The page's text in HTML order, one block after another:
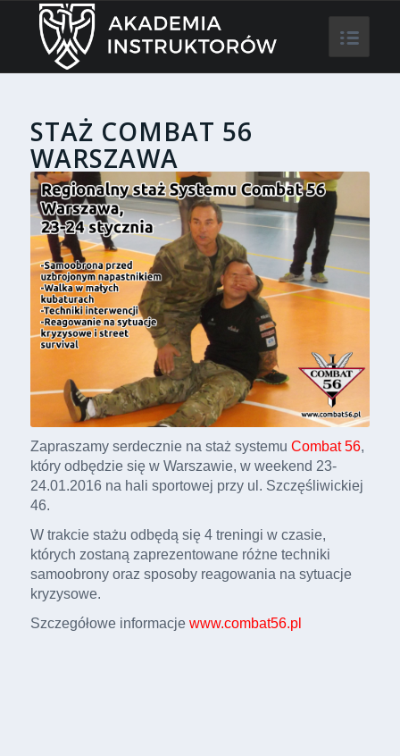
STAŻ COMBAT 56
WARSZAWA
Zapraszamy serdecznie na staż systemu Combat 56,
który odbędzie się w Warszawie, w weekend 23-
24.01.2016 na hali sportowej przy ul. Szczęśliwickiej
46.
W trakcie stażu odbędą się 4 treningi w czasie,
których zostaną zaprezentowane różne techniki
samoobrony oraz sposoby reagowania na sytuacje
kryzysowe.
Szczegółowe informacje www.combat56.pl